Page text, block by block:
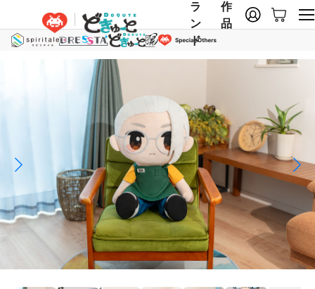
ラ
ン
ド
作
品